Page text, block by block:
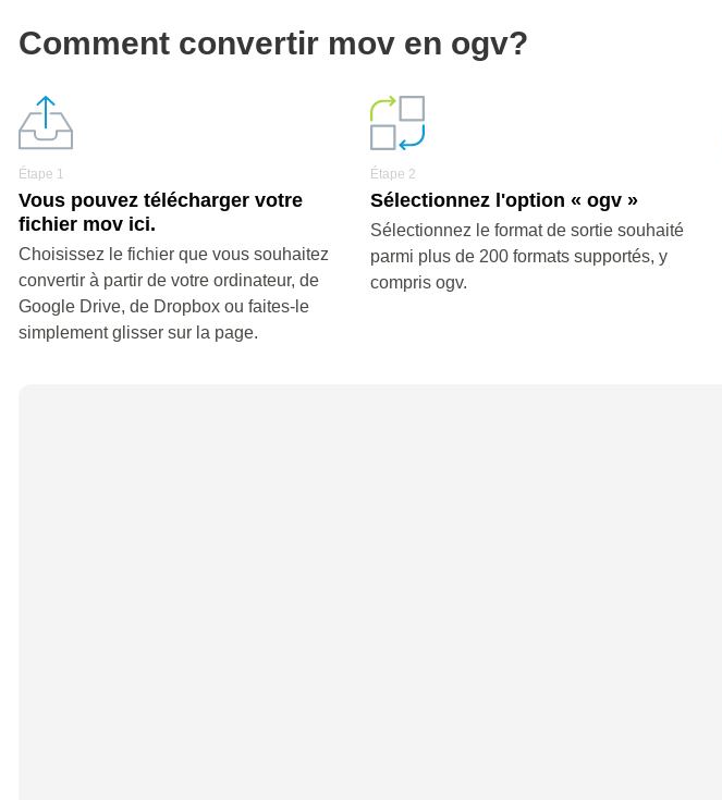
Comment convertir mov en ogv?
Étape 1
Vous pouvez télécharger votre
fichier mov ici.
Choisissez le fichier que vous souhaitez
convertir à partir de votre ordinateur, de
Google Drive, de Dropbox ou faites-le
simplement glisser sur la page.
Étape 2
Sélectionnez l'option « ogv »
Sélectionnez le format de sortie souhaité
parmi plus de 200 formats supportés, y
compris ogv.